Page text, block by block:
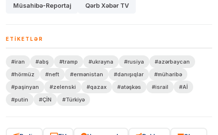
Müsahibə-Reportaj Qərb Xəbər TV
ETIKETLƏR
#iran #abş #tramp #ukrayna #rusiya
#azərbaycan
#hörmüz
#neft #ermənistan #danışıqlar
#müharibə
#paşinyan
#zelenski #qazax #atəşkəs #israil
#Aİ
#putin
#ÇİN #Türkiyə